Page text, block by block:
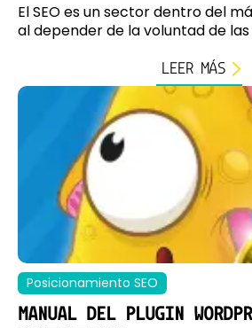
El SEO es un sector dentro del
al depender de la voluntad de las
LEER MÁS
Posicionamiento SEO
MANUAL DEL PLUGIN